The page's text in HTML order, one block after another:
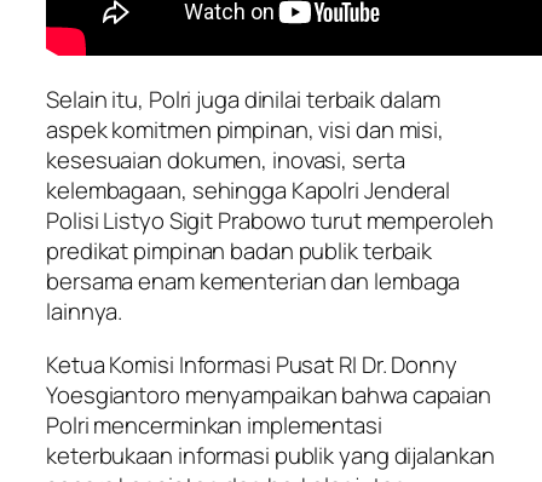
Selain itu, Polri juga dinilai terbaik dalam
aspek komitmen pimpinan, visi dan misi,
kesesuaian dokumen, inovasi, serta
kelembagaan, sehingga Kapolri Jenderal
Polisi Listyo Sigit Prabowo turut memperoleh
predikat pimpinan badan publik terbaik
bersama enam kementerian dan lembaga
lainnya.
Ketua Komisi Informasi Pusat RI Dr. Donny
Yoesgiantoro menyampaikan bahwa capaian
Polri mencerminkan implementasi
keterbukaan informasi publik yang dijalankan